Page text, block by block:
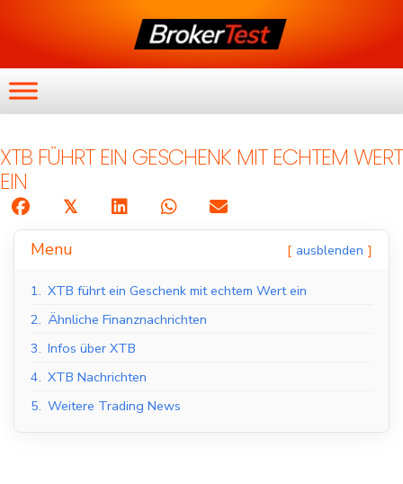
XTB FÜHRT EIN GESCHENK MIT ECHTEM WERT
EIN
𝕏
Menu ausblenden
1. XTB führt ein Geschenk mit echtem Wert ein
2. Ähnliche Finanznachrichten
3. Infos über XTB
4. XTB Nachrichten
5. Weitere Trading News